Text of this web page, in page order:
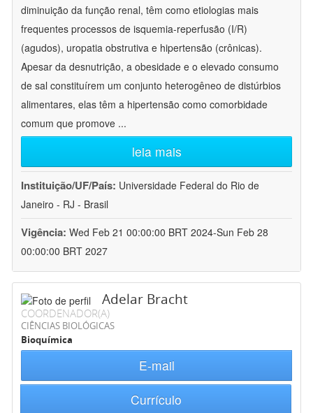
diminuição da função renal, têm como etiologias mais
frequentes processos de isquemia-reperfusão (I/R)
(agudos), uropatia obstrutiva e hipertensão (crônicas).
Apesar da desnutrição, a obesidade e o elevado consumo
de sal constituírem um conjunto heterogêneo de distúrbios
alimentares, elas têm a hipertensão como comorbidade
comum que promove ...
leia mais
Instituição/UF/País: Universidade Federal do Rio de
Janeiro - RJ - Brasil
Vigência: Wed Feb 21 00:00:00 BRT 2024-Sun Feb 28
00:00:00 BRT 2027
Adelar Bracht
COORDENADOR(A)
CIÊNCIAS BIOLÓGICAS
Bioquímica
E-mail
Currículo